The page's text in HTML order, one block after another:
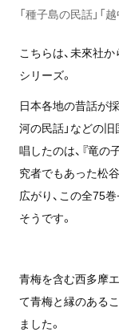
「種子島の民話」
こちらは、未來社
シリーズ。
日本各地の昔話が
河の民話」などの
唱したのは、『竜の
究者でもあった松
広がり、この全75
そうです。
青梅を含む西多摩
て青梅と縁のある
ました。